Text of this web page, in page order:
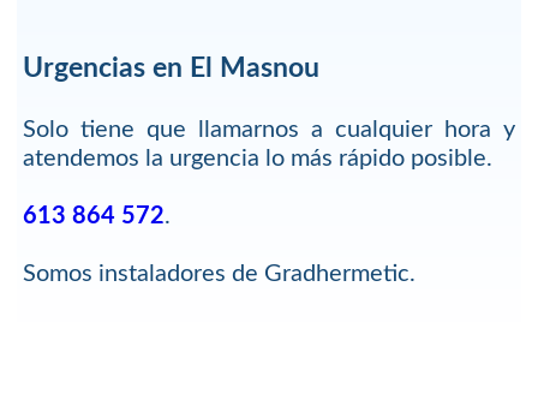
Urgencias en El Masnou
Solo tiene que llamarnos a cualquier hora y
atendemos la urgencia lo más rápido posible.
613 864 572.
Somos instaladores de Gradhermetic.